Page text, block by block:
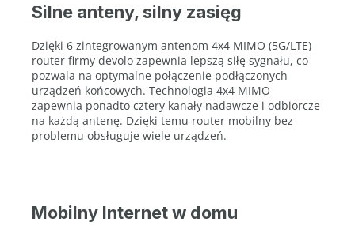
Silne anteny, silny zasięg
Dzięki 6 zintegrowanym antenom 4x4 MIMO (5G/LTE)
router firmy devolo zapewnia lepszą siłę sygnału, co
pozwala na optymalne połączenie podłączonych
urządzeń końcowych. Technologia 4x4 MIMO
zapewnia ponadto cztery kanały nadawcze i odbiorcze
na każdą antenę. Dzięki temu router mobilny bez
problemu obsługuje wiele urządzeń.
Mobilny Internet w domu